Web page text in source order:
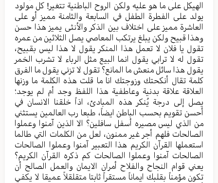
الهیکل علی ما هو علیه ولکن الروح الباطنیة تتغیر! کل مولود
یولد علی الفطرة الطفل في السابعة والثامنة ممیز أو علی
العاشرة ممیز علی اختلاف بین الذکر والأنثی یمیز هذا حسن
وهذا قبیح ولکن یبلغ یرتکب المعاصي یصل الثلاثین من عمره
تقول یا فلان لا تعمل هذا المنکر یقول لا هذا لیس بقبیح،
تقول له لا ترابي یقول انما البیع مثل الرباء لا تشرب الخمر
یقول هذا سائل منعش ما المانع؟ تقول لا تزني یقول ما الفرق
کلمة تقال أنکحتك وزوجتك انا ما قلت هذه الکلمة ما وزنها
العلاقة علاقة بدنیة وعاطفية هذا اللفظ وجد أم لم یوجد؛
یصل إلی درجة یُنکر هذه المبادئ، اذاً خلقنا الانسان في
أحسن تقویم بحسب الباطن ایضاً، طبعا رب العالمین یستثني
من الذي لیس مصیره أسفل سافلین؟ الا الذین آمنوا وعملوا
الصالحات فلهم أجر غیر ممنون، لعل من الکلمات التي طالما
استعملها القرآن الکریم هذا التعبیر آمنوا وعملوا الصالحات
الصالحات آمنوا وعملوا الصالحات کم ذکره القرآن الکریم؟
یعني قوام النجاح والفلاح أمران الایمان والعمل الصالح أن
تکون مؤمناً بقلبك ایماناً مستقراً ثابتا متقلقلاً عمیقا لا یکفي